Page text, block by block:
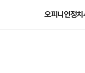
오피니언정치